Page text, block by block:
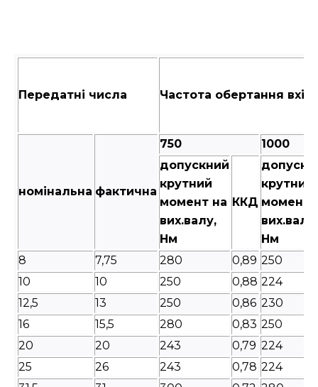
Передатні числа Частота обертання
номінальна фактична
750
1000
допускний
крутний
момент на
вих.валу,
Нм
ККД
крутний
момент
вих.валу,
Нм
8
7,75 280 0,89 250
10
10 250 0,88 224
12,5
13 250 0,86 230
16
15,5 280 0,83 250
20
20 243 0,79 224
25
26 243 0,78 224